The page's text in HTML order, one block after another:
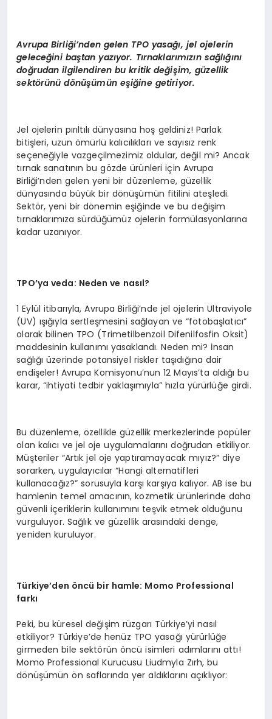
Avrupa Birliği’nden gelen TPO yasağı, jel ojelerin
geleceğini baştan yazıyor. Tırnaklarımızın sağlığını
doğrudan ilgilendiren bu kritik değişim, güzellik
sektörünü dönüşümün eşiğine getiriyor.
Jel ojelerin pırıltılı dünyasına hoş geldiniz! Parlak
bitişleri, uzun ömürlü kalıcılıkları ve sayısız renk
seçeneğiyle vazgeçilmezimiz oldular, değil mi? Ancak
tırnak sanatının bu gözde ürünleri için Avrupa
Birliği’nden gelen yeni bir düzenleme, güzellik
dünyasında büyük bir dönüşümün fitilini ateşledi.
Sektör, yeni bir dönemin eşiğinde ve bu değişim
tırnaklarımıza sürdüğümüz ojelerin formülasyonlarına
kadar uzanıyor.
TPO’ya veda: Neden ve nasıl?
1 Eylül itibarıyla, Avrupa Birliği’nde jel ojelerin Ultraviyole
(UV) ışığıyla sertleşmesini sağlayan ve “fotobaşlatıcı”
olarak bilinen TPO (Trimetilbenzoil Difenilfosfin Oksit)
maddesinin kullanımı yasaklandı. Neden mi? İnsan
sağlığı üzerinde potansiyel riskler taşıdığına dair
endişeler! Avrupa Komisyonu’nun 12 Mayıs’ta aldığı bu
karar, “ihtiyati tedbir yaklaşımıyla” hızla yürürlüğe girdi.
Bu düzenleme, özellikle güzellik merkezlerinde popüler
olan kalıcı ve jel oje uygulamalarını doğrudan etkiliyor.
Müşteriler “Artık jel oje yaptıramayacak mıyız?” diye
sorarken, uygulayıcılar “Hangi alternatifleri
kullanacağız?” sorusuyla karşı karşıya kalıyor. AB ise bu
hamlenin temel amacının, kozmetik ürünlerinde daha
güvenli içeriklerin kullanımını teşvik etmek olduğunu
vurguluyor. Sağlık ve güzellik arasındaki denge,
yeniden kuruluyor.
Türkiye’den öncü bir hamle: Momo Professional
farkı
Peki, bu küresel değişim rüzgarı Türkiye’yi nasıl
etkiliyor? Türkiye’de henüz TPO yasağı yürürlüğe
girmeden bile sektörün öncü isimleri adımlarını attı!
Momo Professional Kurucusu Liudmyla Zırh, bu
dönüşümün ön saflarında yer aldıklarını açıklıyor: